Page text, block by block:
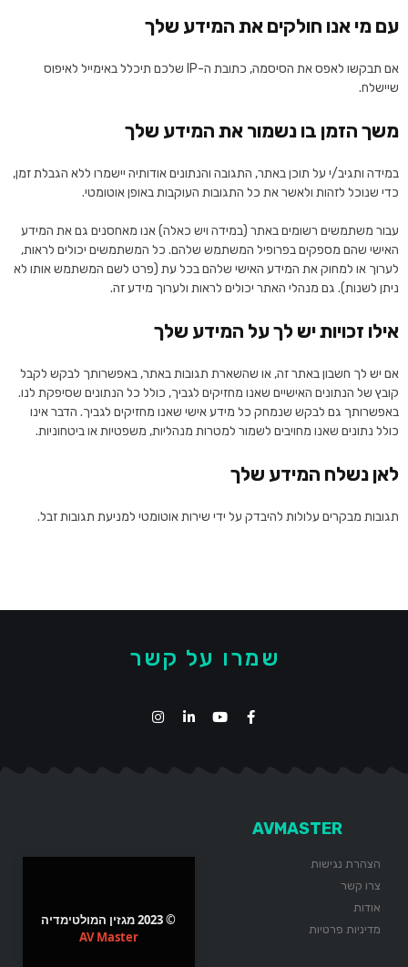
עם מי אנו חולקים את המידע שלך
אם תבקשו לאפס את הסיסמה, כתובת ה-IP שלכם תיכלל באימייל לאיפוס
שיישלח.
משך הזמן בו נשמור את המידע שלך
במידה ותגיב/י על תוכן באתר, התגובה והנתונים אודותיה יישמרו ללא הגבלת זמן,
כדי שנוכל לזהות ולאשר את כל התגובות העוקבות באופן אוטומטי.
עבור משתמשים רשומים באתר (במידה ויש כאלה) אנו מאחסנים גם את המידע
האישי שהם מספקים בפרופיל המשתמש שלהם. כל המשתמשים יכולים לראות,
לערוך או למחוק את המידע האישי שלהם בכל עת (פרט לשם המשתמש אותו לא
ניתן לשנות). גם מנהלי האתר יכולים לראות ולערוך מידע זה.
אילו זכויות יש לך על המידע שלך
אם יש לך חשבון באתר זה, או שהשארת תגובות באתר, באפשרותך לבקש לקבל
קובץ של הנתונים האישיים שאנו מחזיקים לגביך, כולל כל הנתונים שסיפקת לנו.
באפשרותך גם לבקש שנמחק כל מידע אישי שאנו מחזיקים לגביך. הדבר אינו
כולל נתונים שאנו מחויבים לשמור למטרות מנהליות, משפטיות או ביטחוניות.
לאן נשלח המידע שלך
תגובות מבקרים עלולות להיבדק על ידי שירות אוטומטי למניעת תגובות זבל.
שמרו על קשר
AVMASTER
הצהרת נגישות
צרו קשר
אודות
מדיניות פרטיות
© 2023 מגזין המולטימדיה
AV Master